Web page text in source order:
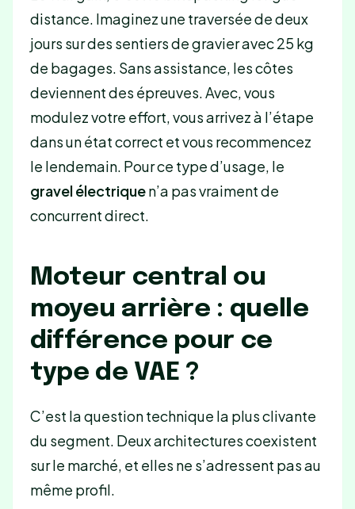
distance. Imaginez une traversée de deux
jours sur des sentiers de gravier avec 25 kg
de bagages. Sans assistance, les côtes
deviennent des épreuves. Avec, vous
modulez votre effort, vous arrivez à l’étape
dans un état correct et vous recommencez
le lendemain. Pour ce type d’usage, le
gravel électriquen’a pas vraiment de
concurrent direct.
Moteur central ou
moyeu arrière : quelle
différence pour ce
type de VAE ?
C’est la question technique la plus clivante
du segment. Deux architectures coexistent
sur le marché, et elles ne s’adressent pas au
même profil.